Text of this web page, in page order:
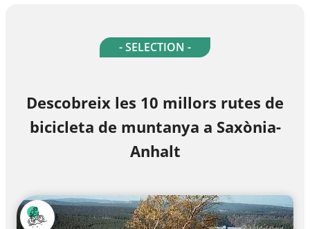
- SELECTION -
Descobreix les 10 millors rutes de
bicicleta de muntanya a Saxònia-
Anhalt